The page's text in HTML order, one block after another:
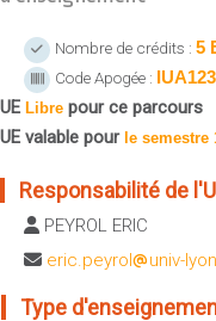
Sportives)
UFR FS (Chimie,
UFR Biosciences
GEP (Génie Electrique
Informatique
Mécanique (Département
Fermer
OUTILS
Intranet des personnels
Moodle
Emploi du temps
Messagerie
Stage et emploi
de Compétences
Nombre de crédits : 5
Code Apogée :
UE Libre pour ce parcours
UE valable pour le semestre
Responsabilité de
PEYROL ERIC
eric.peyrol
univ-
Type